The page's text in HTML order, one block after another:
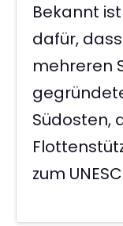
Bekannt
dafür,
mehreren
Südosten,
zum